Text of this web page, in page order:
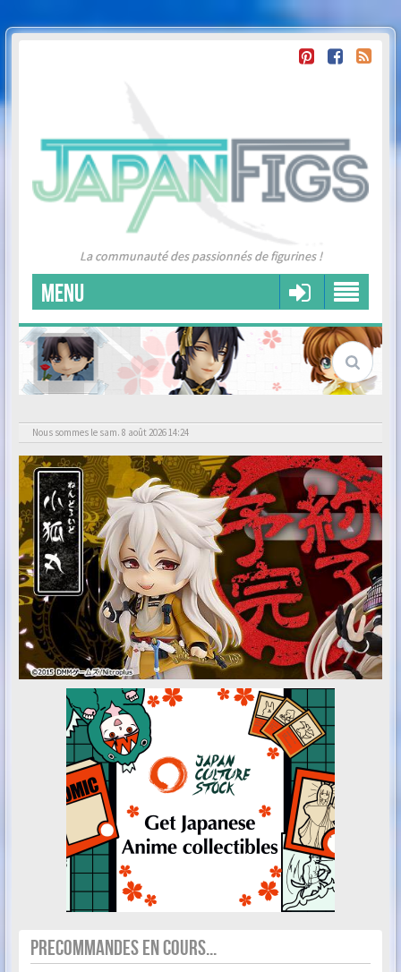
La communauté des passionnés de figurines !
MENU
Nous sommes le sam. 8 août 2026 14:24
PRECOMMANDES EN COURS...